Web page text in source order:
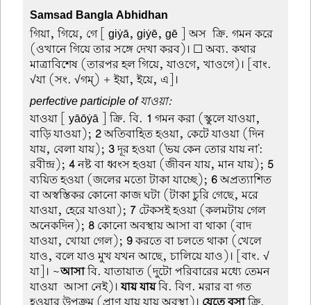
Samsad Bangla Abhidhan
গিয়া, গিয়ে, গে[ giẏā, giẏē, gē ] অস-ক্রি. গমন করে
(ওখানে গিয়ে তার সঙ্গে দেখা করব)। ☐ অব্য. কথার
মাত্রাবিশেষ (তারপর হল গিয়ে, যাওগে, খাওগে)। [বাং.
√যা (সং. √গম্) + ইয়া, ইয়ে, এ]।
perfective participle of যাওয়া:
যাওয়া [ yāōẏā ] ক্রি. বি. 1 গমন করা (স্কুলে যাওয়া,
বাড়ি যাওয়া); 2অতিবাহিত হওয়া, কেটে যাওয়া (দিন
যায়, বেলা যায়); 3দূর হওয়া ('ভয় কেন তোর যায় না':
রবীন্দ্র);4নষ্ট বা ধ্বংস হওয়া (জীবন যায়, মান যায়); 5
ব্যয়িত হওয়া (জলের মতো টাকা যাচ্ছে); 6অপ্রত্যাশিত
বা অস্বস্তিকর কোনো কাজ ঘটা (টাকা চুরি গেছে, মরে
যাওয়া, হেরে যাওয়া); 7 টেকসই হওয়া (কলমটায় গেল
অনেকদিন); 8 কোনো অবস্থায় আসা বা থাকা (বাদ
যাওয়া, খোয়া গেল); 9করতে বা চলতে থাকা (খেলে
যাও, বলে যাও মুখ যখন আছে, চালিয়ে যাও)। [বাং. √
যা]। ~আসাবি. যাতায়াত (দুটো পরিবারের মধ্যে তেমন
যাওয়া-আসা নেই)।যায় যায়বি. বিণ. মরার বা গত